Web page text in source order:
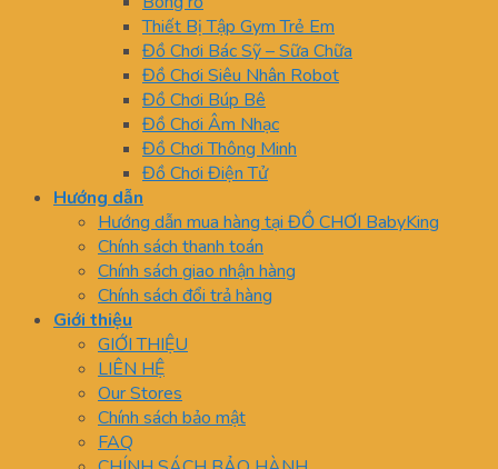
Thiết Bị Tập Gym Trẻ Em
Đồ Chơi Bác Sỹ – Sữa Chữa
Đồ Chơi Siêu Nhân Robot
Đồ Chơi Búp Bê
Đồ Chơi Âm Nhạc
Đồ Chơi Thông Minh
Đồ Chơi Điện Tử
Hướng dẫn
Hướng dẫn mua hàng tại ĐỒ CHƠI BabyKing
Chính sách thanh toán
Chính sách giao nhận hàng
Chính sách đổi trả hàng
Giới thiệu
GIỚI THIỆU
LIÊN HỆ
Our Stores
Chính sách bảo mật
FAQ